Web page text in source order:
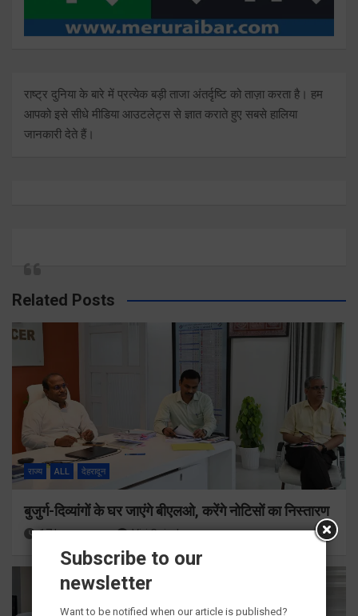
राष्ट्र दुनिया के बारे में प्रत्येक बड़ी ताजा अंतर्दृष्टि को ताज़ा करता है। हम
आपको इसे सीधे मीडिया आउटलेट्स से ज्ञात कराते हुए सबसे हालिया
जानकारी देते हैं।
Related Posts
राज्य ALL देहरादून
बुजुर्ग-दिव्यांगों के घर जाएंगे बीएलओ, करेंगे नोटिसों का निस्तारण
17 hours ago Viri Gairola
Subscribe to our
newsletter
Want to be notified when our article is published?